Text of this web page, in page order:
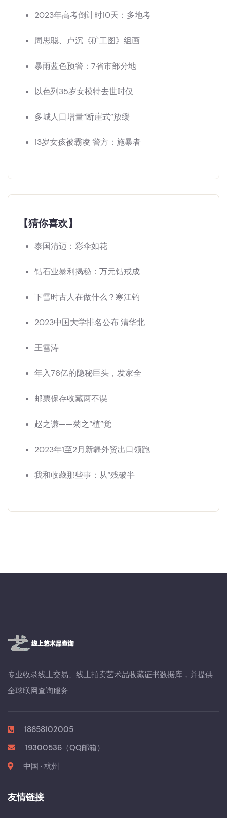
2023年高考倒计时10天：多地考
周思聪、卢沉《矿工图》组画
暴雨蓝色预警：7省市部分地
以色列35岁女模特去世时仅
多城人口增量“断崖式”放缓
13岁女孩被霸凌 警方：施暴者
【猜你喜欢】
泰国清迈：彩伞如花
钻石业暴利揭秘：万元钻戒成
下雪时古人在做什么？寒江钓
2023中国大学排名公布 清华北
王雪涛
年入76亿的隐秘巨头，发家全
邮票保存收藏两不误
赵之谦——菊之“植”觉
2023年1至2月新疆外贸出口领跑
我和收藏那些事：从“残破半
专业收录线上交易、线上拍卖艺术品收藏证书数据库，并提供
全球联网查询服务
18658102005
19300536（QQ邮箱）
中国 · 杭州
友情链接